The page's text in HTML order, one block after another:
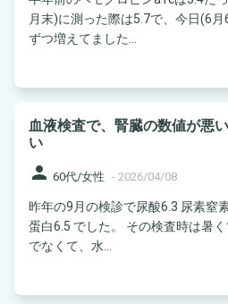
月末)に測った際は5.7で、今日(6
ずつ増えてました...
血液検査で、腎臓の数値が悪
い
person 60代/女性 - 2026/04/08
昨年の9月の検診で尿酸6.3 尿素窒
蛋白6.5 でした。 その検査時は暑
でなくて、水...